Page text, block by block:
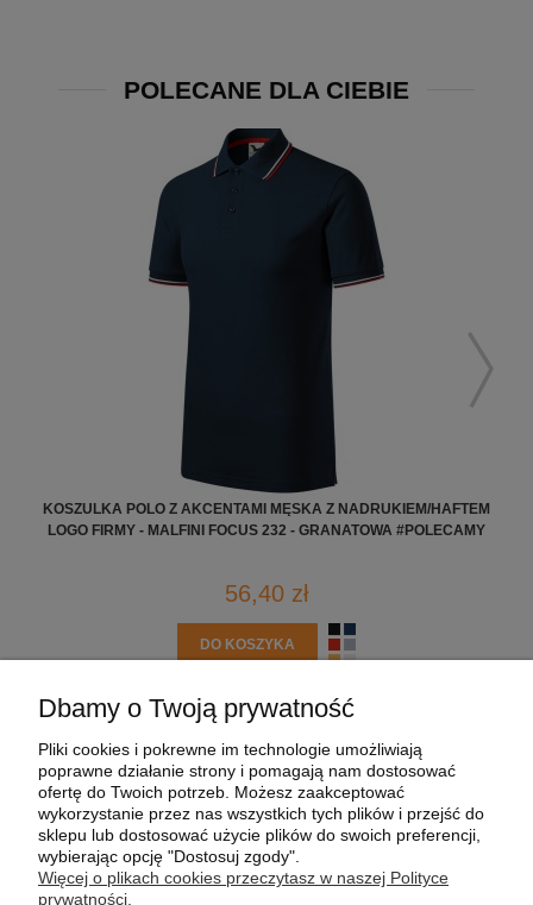
POLECANE DLA CIEBIE
KOSZULKA POLO Z AKCENTAMI MĘSKA Z NADRUKIEM/HAFTEM
LOGO FIRMY - MALFINI FOCUS 232 - GRANATOWA #POLECAMY
56,40 zł
DO KOSZYKA
MOJE KONTO
PŁATNOŚCI I DOSTAWA
Dbamy o Twoją prywatność
Pliki cookies i pokrewne im technologie umożliwiają
poprawne działanie strony i pomagają nam dostosować
ofertę do Twoich potrzeb. Możesz zaakceptować
wykorzystanie przez nas wszystkich tych plików i przejść do
sklepu lub dostosować użycie plików do swoich preferencji,
wybierając opcję "Dostosuj zgody".
Więcej o plikach cookies przeczytasz w naszej Polityce
prywatności.